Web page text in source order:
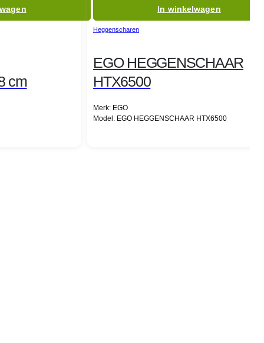
cm
In winkelwagen
Heggenscharen
EGO HEGGENSCHAAR
HTX6500
Merk: EGO
Model: EGO HEGGENSCHAAR HTX6500